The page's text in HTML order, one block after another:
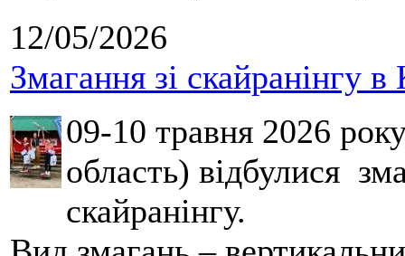
12/05/2026
Змагання зі скайранінгу в
09-10 травня 2026
область) відбулися
скайранінгу.